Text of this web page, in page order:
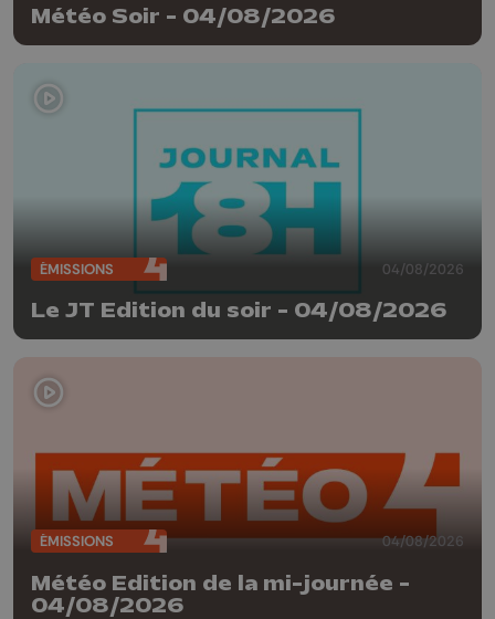
Météo Soir - 04/08/2026
ÉMISSIONS 04/08/2026
Le JT Edition du soir - 04/08/2026
ÉMISSIONS 04/08/2026
Météo Edition de la mi-journée -
04/08/2026